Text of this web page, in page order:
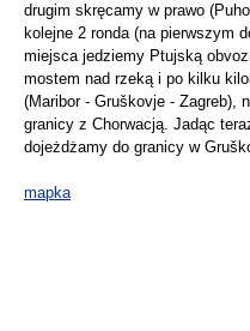
drugim skręcamy w prawo
kolejne 2 ronda (na pierwszym
miejsca jedziemy Ptujską
mostem nad rzeką i po kilku
(Maribor - Gruškovje - Zagreb),
granicy z Chorwacją. Jadąc
dojeżdżamy do granicy w
mapka